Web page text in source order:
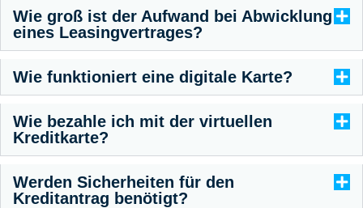
Wie groß ist der Aufwand bei Abwicklung
eines Leasingvertrages?
Wie funktioniert eine digitale Karte?
Wie bezahle ich mit der virtuellen
Kreditkarte?
Werden Sicherheiten für den
Kreditantrag benötigt?